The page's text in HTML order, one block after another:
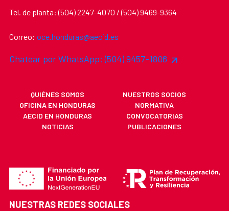
Tel. de planta: (504) 2247-4070 / (504) 9469-9364
Correo: oce.honduras@aecid.es
Chatear por WhatsApp: (504) 9457-1806
QUIÉNES SOMOS
NUESTROS SOCIOS
OFICINA EN HONDURAS
NORMATIVA
AECID EN HONDURAS
CONVOCATORIAS
NOTICIAS
PUBLICACIONES
NUESTRAS REDES SOCIALES